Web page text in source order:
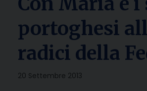
portoghesi
radici della
20 Settembre 2013